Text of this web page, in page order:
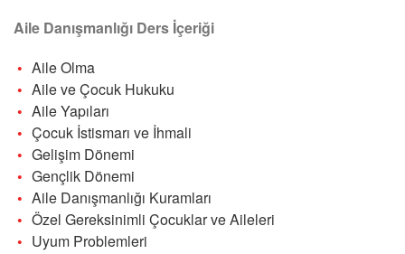
Aile Danışmanlığı Ders İçeriği
Aile Olma
Aile ve Çocuk Hukuku
Aile Yapıları
Çocuk İstismarı ve İhmali
Gelişim Dönemi
Gençlik Dönemi
Aile Danışmanlığı Kuramları
Özel Gereksinimli Çocuklar ve Aileleri
Uyum Problemleri